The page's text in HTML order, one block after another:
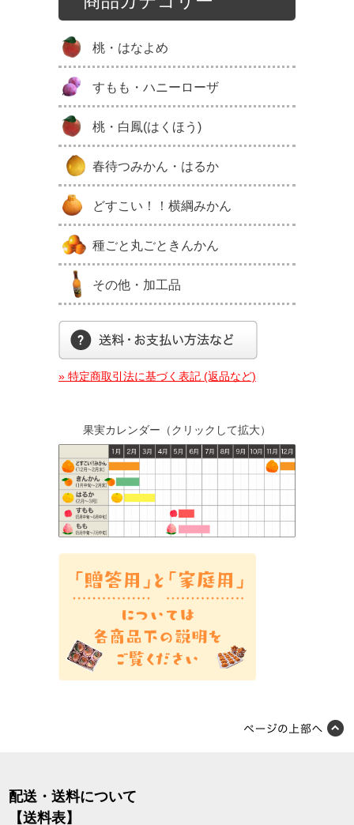
桃・はなよめ
すもも・ハニーローザ
桃・白鳳(はくほう)
春待つみかん・はるか
どすこい！！横綱みかん
種ごと丸ごときんかん
その他・加工品
» 特定商取引法に基づく表記 (返品など)
果実カレンダー（クリックして拡大）
配送・送料について
【送料表】